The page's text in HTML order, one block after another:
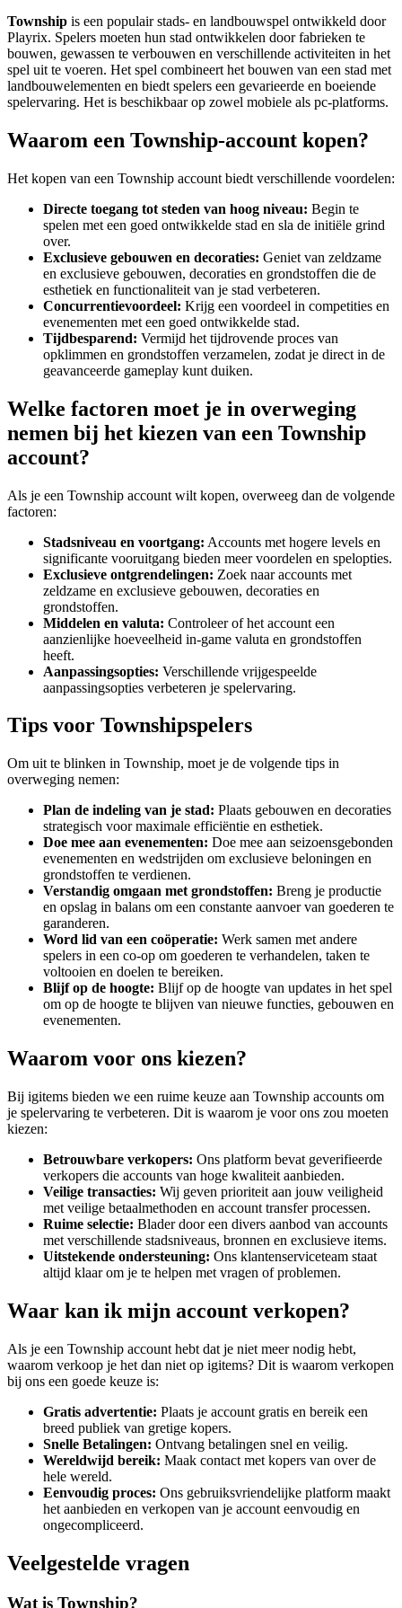
Township is een populair stads- en landbouwspel ontwikkeld door
Playrix. Spelers moeten hun stad ontwikkelen door fabrieken te
bouwen, gewassen te verbouwen en verschillende activiteiten in het
spel uit te voeren. Het spel combineert het bouwen van een stad met
landbouwelementen en biedt spelers een gevarieerde en boeiende
spelervaring. Het is beschikbaar op zowel mobiele als pc-platforms.
Waarom een Township-account kopen?
Het kopen van een Township account biedt verschillende voordelen:
Directe toegang tot steden van hoog niveau: Begin te
spelen met een goed ontwikkelde stad en sla de initiële grind
over.
Exclusieve gebouwen en decoraties: Geniet van zeldzame
en exclusieve gebouwen, decoraties en grondstoffen die de
esthetiek en functionaliteit van je stad verbeteren.
Concurrentievoordeel: Krijg een voordeel in competities en
evenementen met een goed ontwikkelde stad.
Tijdbesparend: Vermijd het tijdrovende proces van
opklimmen en grondstoffen verzamelen, zodat je direct in de
geavanceerde gameplay kunt duiken.
Welke factoren moet je in overweging
nemen bij het kiezen van een Township
account?
Als je een Township account wilt kopen, overweeg dan de volgende
factoren:
Stadsniveau en voortgang: Accounts met hogere levels en
significante vooruitgang bieden meer voordelen en spelopties.
Exclusieve ontgrendelingen: Zoek naar accounts met
zeldzame en exclusieve gebouwen, decoraties en
grondstoffen.
Middelen en valuta: Controleer of het account een
aanzienlijke hoeveelheid in-game valuta en grondstoffen
heeft.
Aanpassingsopties: Verschillende vrijgespeelde
aanpassingsopties verbeteren je spelervaring.
Tips voor Townshipspelers
Om uit te blinken in Township, moet je de volgende tips in
overweging nemen:
Plan de indeling van je stad: Plaats gebouwen en decoraties
strategisch voor maximale efficiëntie en esthetiek.
Doe mee aan evenementen: Doe mee aan seizoensgebonden
evenementen en wedstrijden om exclusieve beloningen en
grondstoffen te verdienen.
Verstandig omgaan met grondstoffen: Breng je productie
en opslag in balans om een constante aanvoer van goederen te
garanderen.
Word lid van een coöperatie: Werk samen met andere
spelers in een co-op om goederen te verhandelen, taken te
voltooien en doelen te bereiken.
Blijf op de hoogte: Blijf op de hoogte van updates in het spel
om op de hoogte te blijven van nieuwe functies, gebouwen en
evenementen.
Waarom voor ons kiezen?
Bij igitems bieden we een ruime keuze aan Township accounts om
je spelervaring te verbeteren. Dit is waarom je voor ons zou moeten
kiezen:
Betrouwbare verkopers: Ons platform bevat geverifieerde
verkopers die accounts van hoge kwaliteit aanbieden.
Veilige transacties: Wij geven prioriteit aan jouw veiligheid
met veilige betaalmethoden en account transfer processen.
Ruime selectie: Blader door een divers aanbod van accounts
met verschillende stadsniveaus, bronnen en exclusieve items.
Uitstekende ondersteuning: Ons klantenserviceteam staat
altijd klaar om je te helpen met vragen of problemen.
Waar kan ik mijn account verkopen?
Als je een Township account hebt dat je niet meer nodig hebt,
waarom verkoop je het dan niet op igitems? Dit is waarom verkopen
bij ons een goede keuze is:
Gratis advertentie: Plaats je account gratis en bereik een
breed publiek van gretige kopers.
Snelle Betalingen: Ontvang betalingen snel en veilig.
Wereldwijd bereik: Maak contact met kopers van over de
hele wereld.
Eenvoudig proces: Ons gebruiksvriendelijke platform maakt
het aanbieden en verkopen van je account eenvoudig en
ongecompliceerd.
Veelgestelde vragen
Wat is Township?